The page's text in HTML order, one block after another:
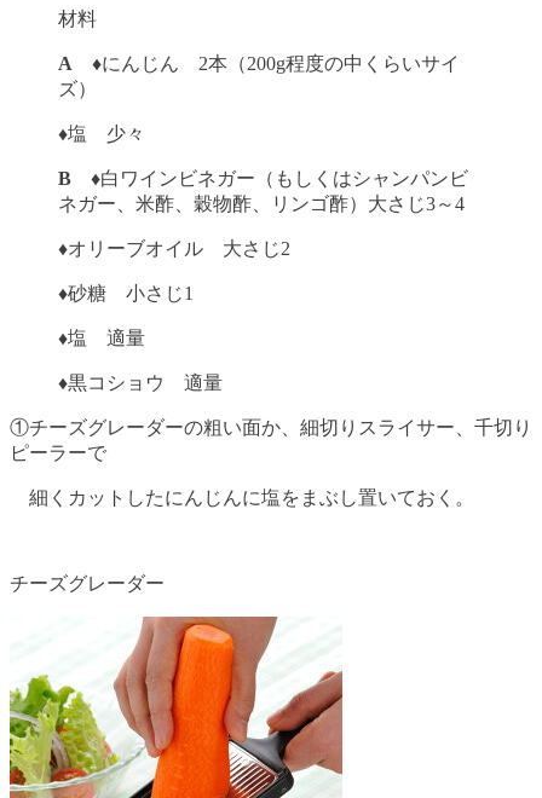
材料
A ♦にんじん 2本（200g程度の中くらいサイ
ズ）
♦塩 少々
B ♦白ワインビネガー（もしくはシャンパンビ
ネガー、米酢、穀物酢、リンゴ酢）大さじ3～4
♦オリーブオイル 大さじ2
♦砂糖 小さじ1
♦塩 適量
♦黒コショウ 適量
①チーズグレーダーの粗い面か、細切りスライサー、千切り
ピーラーで
細くカットしたにんじんに塩をまぶし置いておく。
チーズグレーダー